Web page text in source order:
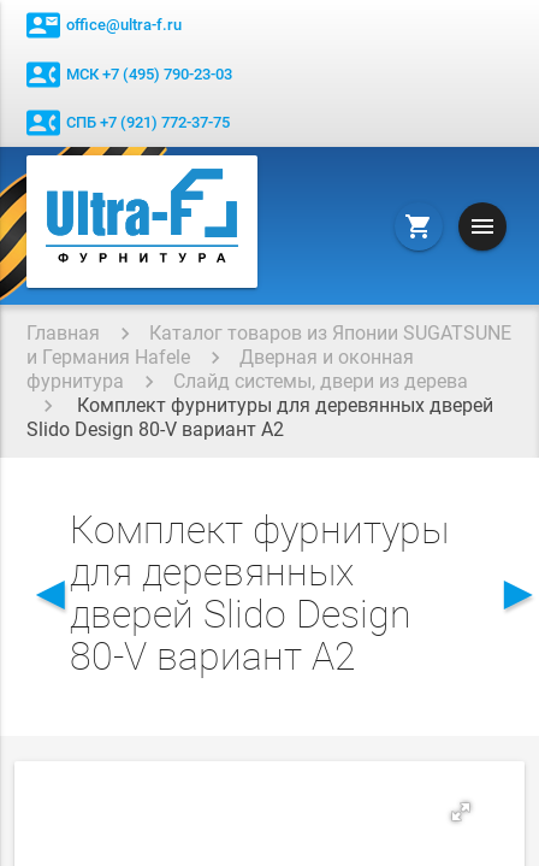
contact_mail office@ultra-f.ru
contact_phone МСК +7 (495) 790-23-03
contact_phone СПБ +7 (921) 772-37-75
shopping_cart menu
Главная
Каталог товаров из Японии SUGATSUNE
и Германия Hafele
Дверная и оконная
фурнитура
Слайд системы, двери из дерева
Комплект фурнитуры для деревянных дверей
Slido Design 80-V вариант А2
◄
Комплект фурнитуры
для деревянных
дверей Slido Design
80-V вариант А2